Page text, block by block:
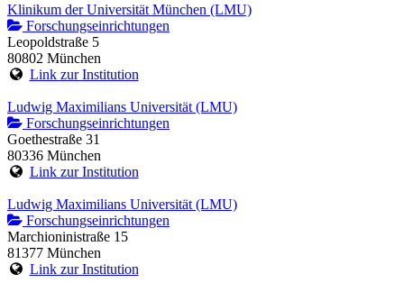
Klinikum der Universität München (LMU)
Forschungseinrichtungen
Leopoldstraße 5
80802 München
Link zur Institution
Ludwig Maximilians Universität (LMU)
Forschungseinrichtungen
Goethestraße 31
80336 München
Link zur Institution
Ludwig Maximilians Universität (LMU)
Forschungseinrichtungen
Marchioninistraße 15
81377 München
Link zur Institution